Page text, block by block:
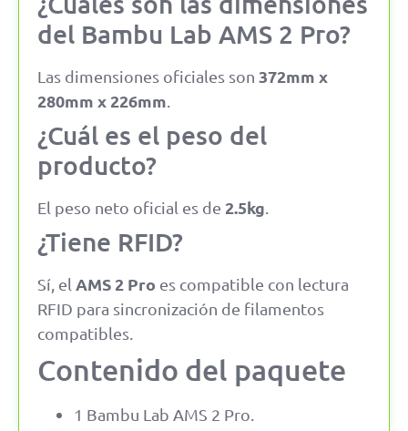
del Bambu Lab AMS 2 Pro?
Las dimensiones oficiales son 372mm x
280mm x 226mm
¿Cuál es el peso del
producto?
El peso neto oficial es de 2.5kg
¿Tiene RFID?
Sí, el AMS 2 Pro es compatible con lectura
RFID para sincronización de filamentos
compatibles.
Contenido del paquete
1 Bambu Lab AMS 2 Pro.